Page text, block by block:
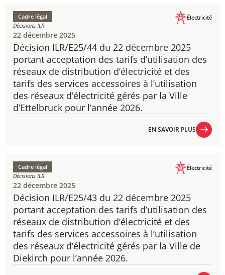
Décision ILR/E25/44 du 22 décembre 2025
portant acceptation des tarifs d’utilisation des
réseaux de distribution d’électricité et des
tarifs des services accessoires à l’utilisation
des réseaux d’électricité gérés par la Ville
d’Ettelbruck pour l’année 2026.
Cadre légal
Décisions ILR
Électricité
22 décembre 2025
EN SAVOIR PLUS
Décision ILR/E25/43 du 22 décembre 2025
portant acceptation des tarifs d’utilisation des
réseaux de distribution d’électricité et des
tarifs des services accessoires à l’utilisation
des réseaux d’électricité gérés par la Ville de
Diekirch pour l’année 2026.
Cadre légal
Décisions ILR
Électricité
22 décembre 2025